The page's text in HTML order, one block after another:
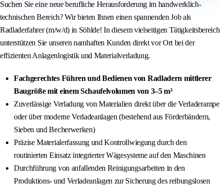
Suchen Sie eine neue berufliche Herausforderung im handwerklich-
technischen Bereich? Wir bieten Ihnen einen spannenden Job als
Radladerfahrer (m/w/d) in Söhlde! In diesem vielseitigen Tätigkeitsbereich
unterstützen Sie unseren namhaften Kunden direkt vor Ort bei der
effizienten Anlagenlogistik und Materialverladung.
Fachgerechtes Führen und Bedienen von Radladern mittlerer
Baugröße mit einem Schaufelvolumen von 3–5 m³
Zuverlässige Verladung von Materialien direkt über die Verladerampe
oder über moderne Verladeanlagen (bestehend aus Förderbändern,
Sieben und Becherwerken)
Präzise Materialerfassung und Kontrollwiegung durch den
routinierten Einsatz integrierter Wägesysteme auf den Maschinen
Durchführung von anfallenden Reinigungsarbeiten in den
Produktions- und Verladeanlagen zur Sicherung des reibungslosen